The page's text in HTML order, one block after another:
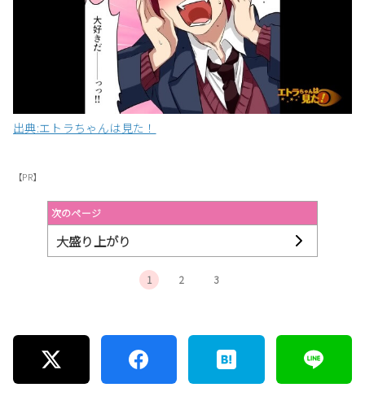
出典:エトラちゃんは見た！
【PR】
次のページ
大盛り上がり
1 2 3